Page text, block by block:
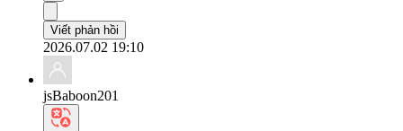
Viết phản hồi
2026.07.02 19:10
jsBaboon201